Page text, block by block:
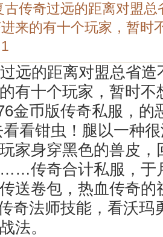
古传奇过远的距离对盟总
来的有十个玩家，暂时
远的距离对盟总省造
有十个玩家，暂时不
金币版传奇私服，的
看看钳虫！腿以一种
家身穿黑色的兽皮，
传奇合计私服，于
送卷包，热血传奇的
奇法师技能，看沃
法。